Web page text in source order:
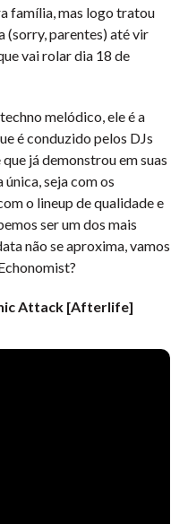
família, mas logo tratou
(sorry, parentes) até vir
vai rolar dia 18 de
melódico, ele é a
é conduzido pelos DJs
já demonstrou em suas
seja com os
o lineup de qualidade e
ser um dos mais
não se aproxima, vamos
Attack [Afterlife]